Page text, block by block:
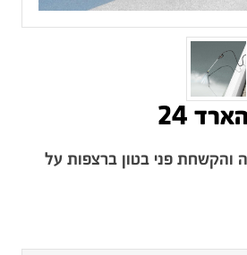
24
והקשחת פני בטון ברצפות על